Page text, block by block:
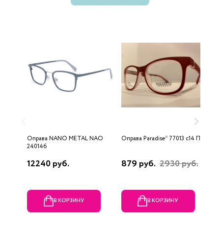
Оправа NANO METAL NAO
240146
12240 руб.
В КОРЗИНУ
Оправа Paradise* 77013 c14 П
879 руб. 2930 руб.
В КОРЗИНУ